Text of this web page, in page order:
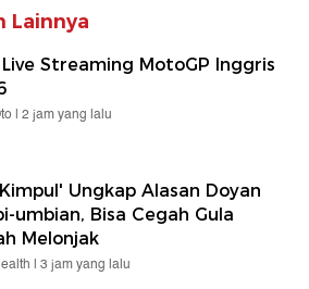
Lainnya
Live Streaming MotoGP Inggris
| 2 jam yang lalu
Ungkap Alasan Doyan
umbian, Bisa Cegah Gula
Melonjak
| 3 jam yang lalu